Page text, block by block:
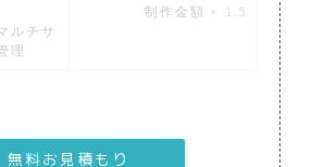
ルチサ
理
制作金額 × 1.5
無料お見積もり